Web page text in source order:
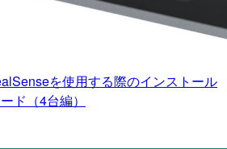
を使用する際のインストール
ド（4台編）